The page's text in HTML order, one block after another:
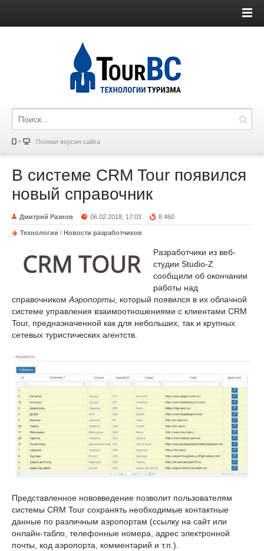
Полная версия сайта
В системе CRM Tour появился
новый справочник
Дмитрий Разнов 06.02.2018, 17:03 8 460
Технологии / Новости разработчиков
Разработчики из веб-
студии Studio-Z
сообщили об окончании
работы над
справочником Аэропорты , который появился в их облачной
системе управления взаимоотношениями с клиентами CRM
Tour, предназначенной как для небольших, так и крупных
сетевых туристических агентств.
Представленное нововведение позволит пользователям
системы CRM Tour сохранять необходимые контактные
данные по различным аэропортам (ссылку на сайт или
онлайн-табло, телефонные номера, адрес электронной
почты, код аэропорта, комментарий и т.п.).